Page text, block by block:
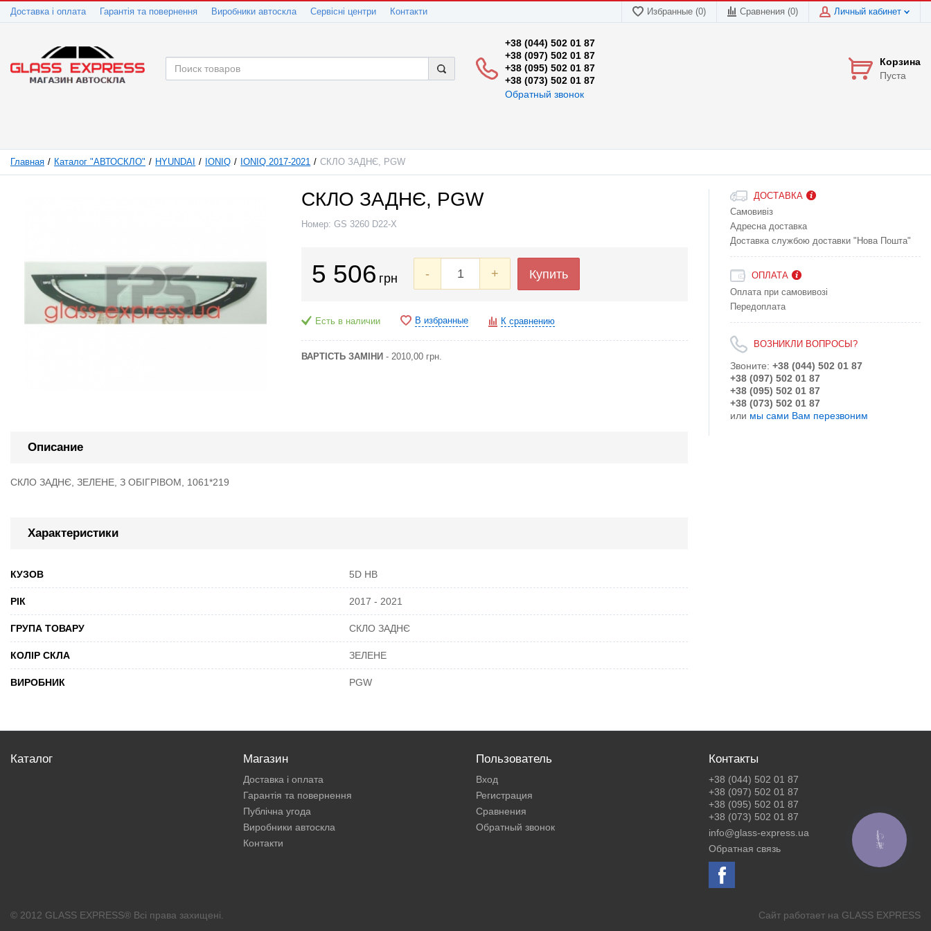
Доставка і оплата Гарантія та повернення Виробники автоскла Сервісні центри Контакти Избранные (0) Сравнения (0) Личный кабинет
+38 (044) 502 01 87
+38 (097) 502 01 87
+38 (095) 502 01 87
+38 (073) 502 01 87
Обратный звонок
Корзина
Пуста
Главная Каталог "АВТОСКЛО" HYUNDAI IONIQ IONIQ 2017-2021 СКЛО ЗАДНЄ, PGW
СКЛО ЗАДНЄ, PGW
Номер: GS 3260 D22-X
5 506 грн - + Купить
Есть в наличии В избранные К сравнению
ВАРТІСТЬ ЗАМІНИ - 2010,00 грн.
Описание
СКЛО ЗАДНЄ, ЗЕЛЕНЕ, З ОБІГРІВОМ, 1061*219
Характеристики
КУЗОВ 5D HB
РІК 2017 - 2021
ГРУПА ТОВАРУ СКЛО ЗАДНЄ
КОЛІР СКЛА ЗЕЛЕНЕ
ВИРОБНИК PGW
ДОСТАВКА
Самовивіз
Адресна доставка
Доставка службою доставки "Нова Пошта"
ОПЛАТА
Оплата при самовивозі
Передоплата
ВОЗНИКЛИ ВОПРОСЫ?
Звоните: +38 (044) 502 01 87
+38 (097) 502 01 87
+38 (095) 502 01 87
+38 (073) 502 01 87
или мы сами Вам перезвоним
Каталог Магазин
Доставка і оплата
Гарантія та повернення
Публічна угода
Виробники автоскла
Контакти
Пользователь
Вход
Регистрация
Сравнения
Обратный звонок
Контакты
+38 (044) 502 01 87
+38 (097) 502 01 87
+38 (095) 502 01 87
+38 (073) 502 01 87
info@glass-express.ua
Обратная связь
© 2012 GLASS EXPRESS® Всі права захищені. Сайт работает на GLASS EXPRESS
КНОПКА
ЗВ'ЯЗКУ